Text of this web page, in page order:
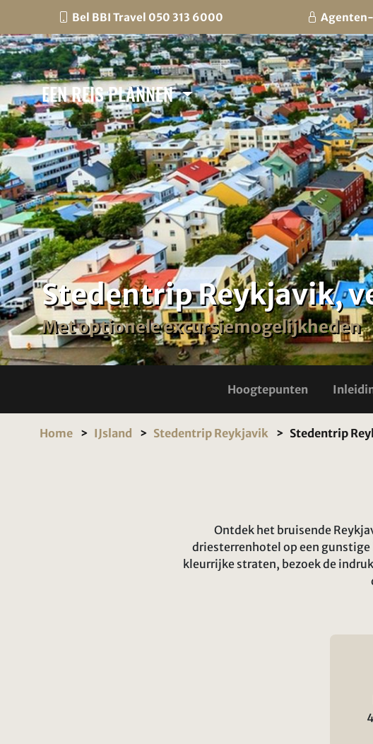
Bel BBI Travel 050 313 6000
EEN REIS PLANNEN
Stedentrip Reykjavik,
Met optionele excursiemogelijkheden
Hoogtepunten
Home IJsland Stedentrip Reykjavik Stedentrip
Ontdek het bruisende
driesterrenhotel op een
kleurrijke straten, bezoek de